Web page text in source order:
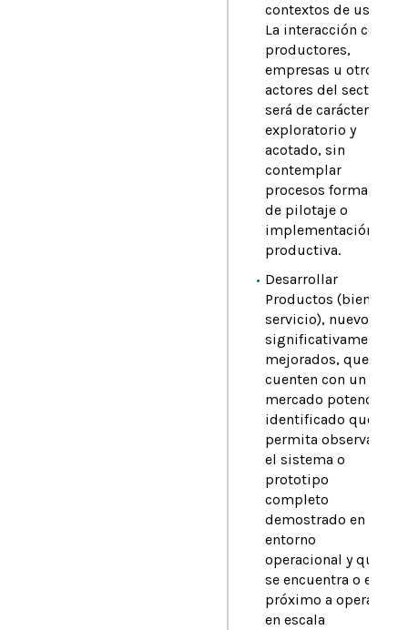
contextos de uso:
La interacción con
productores,
empresas u otros
actores del sector
será de carácter
exploratorio y
acotado, sin
contemplar
procesos formales
de pilotaje o
implementación
productiva.
Desarrollar
Productos (bien o
servicio), nuevos o
significativamente
mejorados, que
cuenten con un
mercado potencial
identificado que
permita observar
el sistema o
prototipo
completo
demostrado en
entorno
operacional y que
se encuentra o esta
próximo a operar
en escala